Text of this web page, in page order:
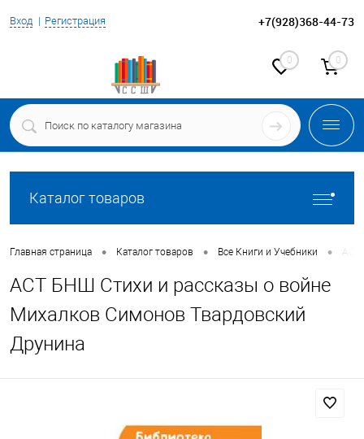
Вход Регистрация +7(928)368-44-73
0 0
Каталог товаров
Главная страница • Каталог товаров • Все Книги и Учебники • АСТ
АСТ БНШ Стихи и рассказы о войне
Михалков Симонов Твардовский
Друнина